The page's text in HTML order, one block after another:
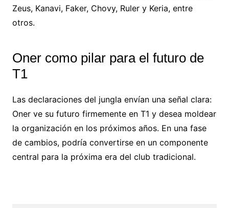
Zeus, Kanavi, Faker, Chovy, Ruler y Keria, entre
otros.
Oner como pilar para el futuro de
T1
Las declaraciones del jungla envían una señal clara:
Oner ve su futuro firmemente en T1 y desea moldear
la organización en los próximos años. En una fase
de cambios, podría convertirse en un componente
central para la próxima era del club tradicional.